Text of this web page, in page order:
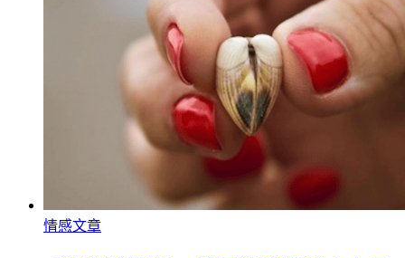
情感文章